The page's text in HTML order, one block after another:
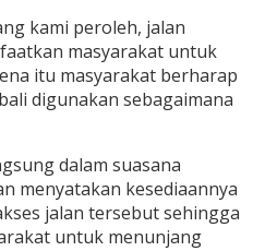
kami peroleh, jalan
masyarakat untuk
itu masyarakat berharap
digunakan sebagaimana
dalam suasana
menyatakan kesediaannya
jalan tersebut sehingga
untuk menunjang